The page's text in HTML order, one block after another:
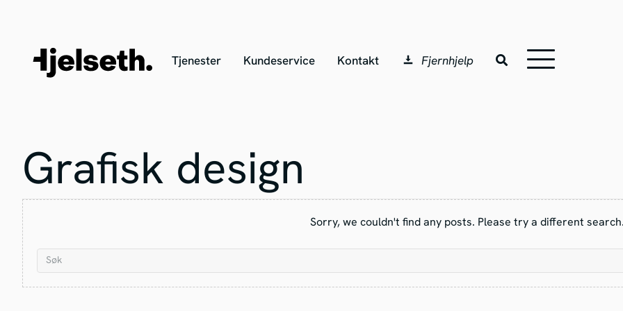
Tjenester Kundeservice Kontakt Fjernhjelp
Grafisk design
Sorry, we couldn't find any posts. Please try a different